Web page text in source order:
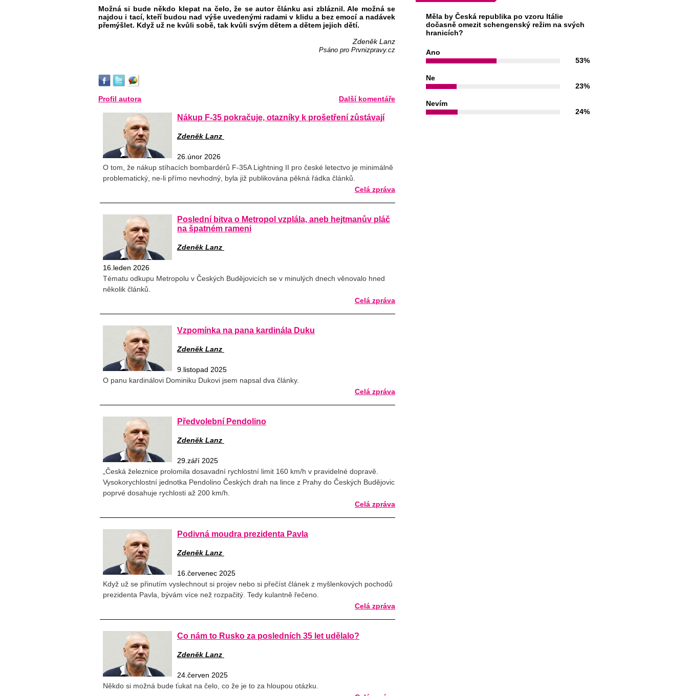
Možná si bude někdo klepat na čelo, že se autor článku asi zbláznil. Ale možná se
najdou i tací, kteří budou nad výše uvedenými radami v klidu a bez emocí a nadávek
přemýšlet. Když už ne kvůli sobě, tak kvůli svým dětem a dětem jejich dětí.
Zdeněk Lanz
Psáno pro Prvnizpravy.cz
Profil autora Další komentáře
Nákup F-35 pokračuje, otazníky k prošetření zůstávají
Zdeněk Lanz
26.únor 2026
O tom, že nákup stíhacích bombardérů F-35A Lightning II pro české letectvo je minimálně
problematický, ne-li přímo nevhodný, byla již publikována pěkná řádka článků.
Celá zpráva
Poslední bitva o Metropol vzplála, aneb hejtmanův pláč
na špatném rameni
Zdeněk Lanz
16.leden 2026
Tématu odkupu Metropolu v Českých Budějovicích se v minulých dnech věnovalo hned
několik článků.
Celá zpráva
Vzpomínka na pana kardinála Duku
Zdeněk Lanz
9.listopad 2025
O panu kardinálovi Dominiku Dukovi jsem napsal dva články.
Celá zpráva
Předvolební Pendolino
Zdeněk Lanz
29.září 2025
„Česká železnice prolomila dosavadní rychlostní limit 160 km/h v pravidelné dopravě.
Vysokorychlostní jednotka Pendolino Českých drah na lince z Prahy do Českých Budějovic
poprvé dosahuje rychlosti až 200 km/h.
Celá zpráva
Podivná moudra prezidenta Pavla
Zdeněk Lanz
16.červenec 2025
Když už se přinutím vyslechnout si projev nebo si přečíst článek z myšlenkových pochodů
prezidenta Pavla, bývám více než rozpačitý. Tedy kulantně řečeno.
Celá zpráva
Co nám to Rusko za posledních 35 let udělalo?
Zdeněk Lanz
24.červen 2025
Někdo si možná bude ťukat na čelo, co že je to za hloupou otázku.
Měla by Česká republika po vzoru Itálie
dočasně omezit schengenský režim na svých
hranicích?
Ano
53%
Ne
23%
Nevím
24%